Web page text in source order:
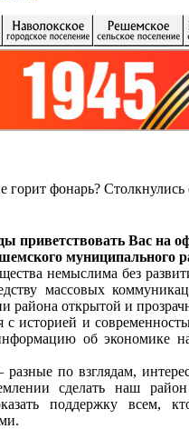
горит фонарь?
приветствовать Вас на
муниципального
немыслима без
массовых
района открытой и
с историей и
об экономике
по взглядам,
сделать наш район
поддержку всем,